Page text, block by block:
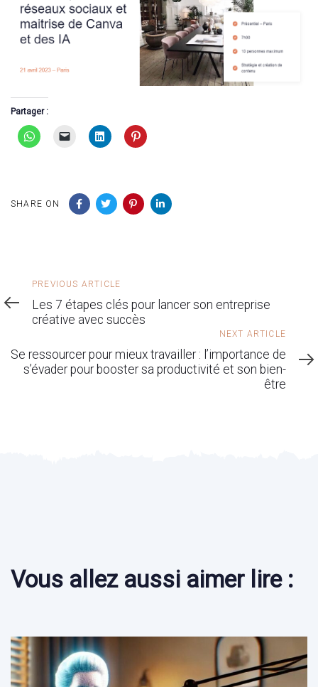
Partager :
SHARE ON
Previous
Article
PREVIOUS ARTICLE
Les 7 étapes clés pour lancer son entreprise
créative avec succès
Article
NEXT ARTICLE
Se ressourcer pour mieux travailler : l’importance de
s’évader pour booster sa productivité et son bien-
être
Vous allez aussi aimer lire :